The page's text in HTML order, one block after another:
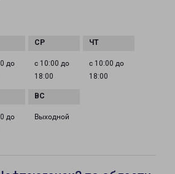
до
с 10:00 до
18:00
с 10:00 до
18:00
до
Выходной